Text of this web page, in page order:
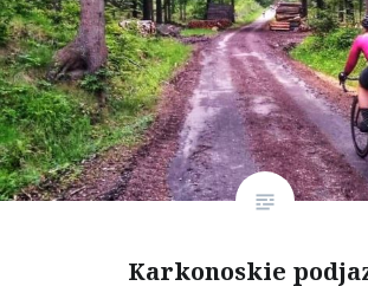
Karkonoskie